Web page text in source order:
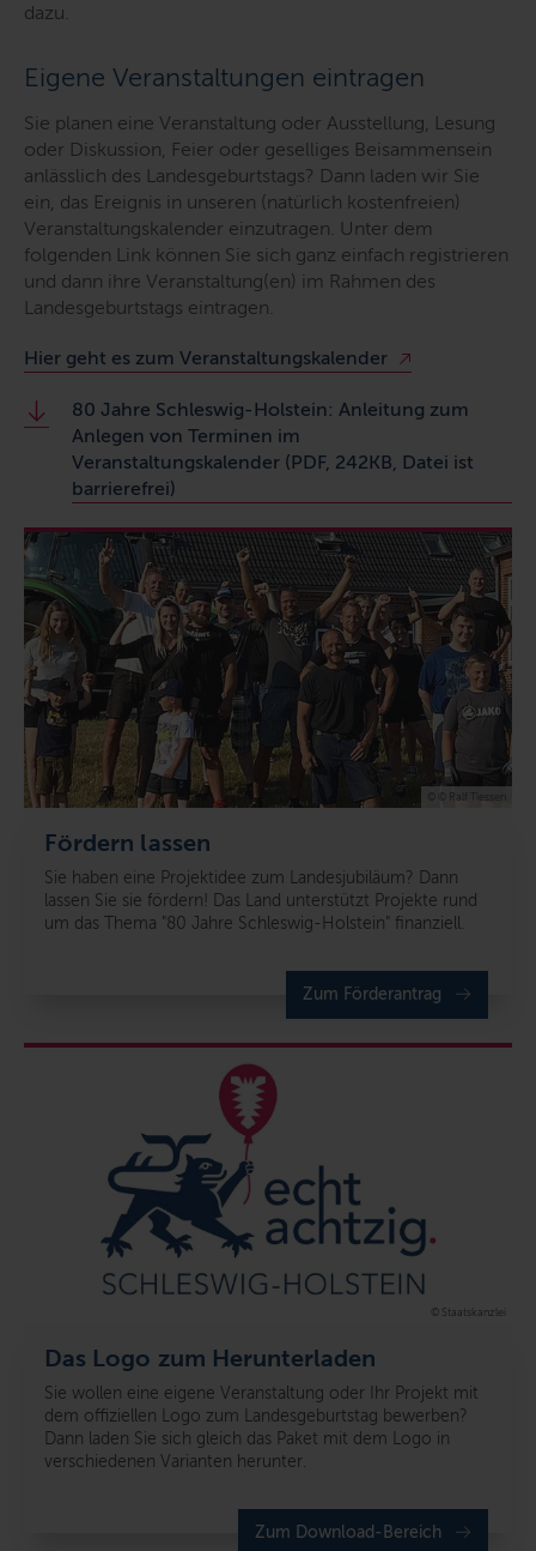
dazu.
Eigene Veranstaltungen eintragen
Sie planen eine Veranstaltung oder Ausstellung, Lesung
oder Diskussion, Feier oder geselliges Beisammensein
anlässlich des Landesgeburtstags? Dann laden wir Sie
ein, das Ereignis in unseren (natürlich kostenfreien)
Veranstaltungskalender einzutragen. Unter dem
folgenden Link können Sie sich ganz einfach registrieren
und dann ihre Veranstaltung(en) im Rahmen des
Landesgeburtstags eintragen.
Hier geht es zum Veranstaltungskalender
80 Jahre Schleswig-Holstein: Anleitung zum
Anlegen von Terminen im
Veranstaltungskalender (PDF, 242KB, Datei ist
barrierefrei)
Fördern lassen
Sie haben eine Projektidee zum Landesjubiläum? Dann
lassen Sie sie fördern! Das Land unterstützt Projekte rund
um das Thema "80 Jahre Schleswig-Holstein" finanziell.
Zum Förderantrag
© © Ralf Tiessen
Das Logo zum Herunterladen
Sie wollen eine eigene Veranstaltung oder Ihr Projekt mit
dem offiziellen Logo zum Landesgeburtstag bewerben?
Dann laden Sie sich gleich das Paket mit dem Logo in
verschiedenen Varianten herunter.
Zum Download-Bereich
© Staatskanzlei